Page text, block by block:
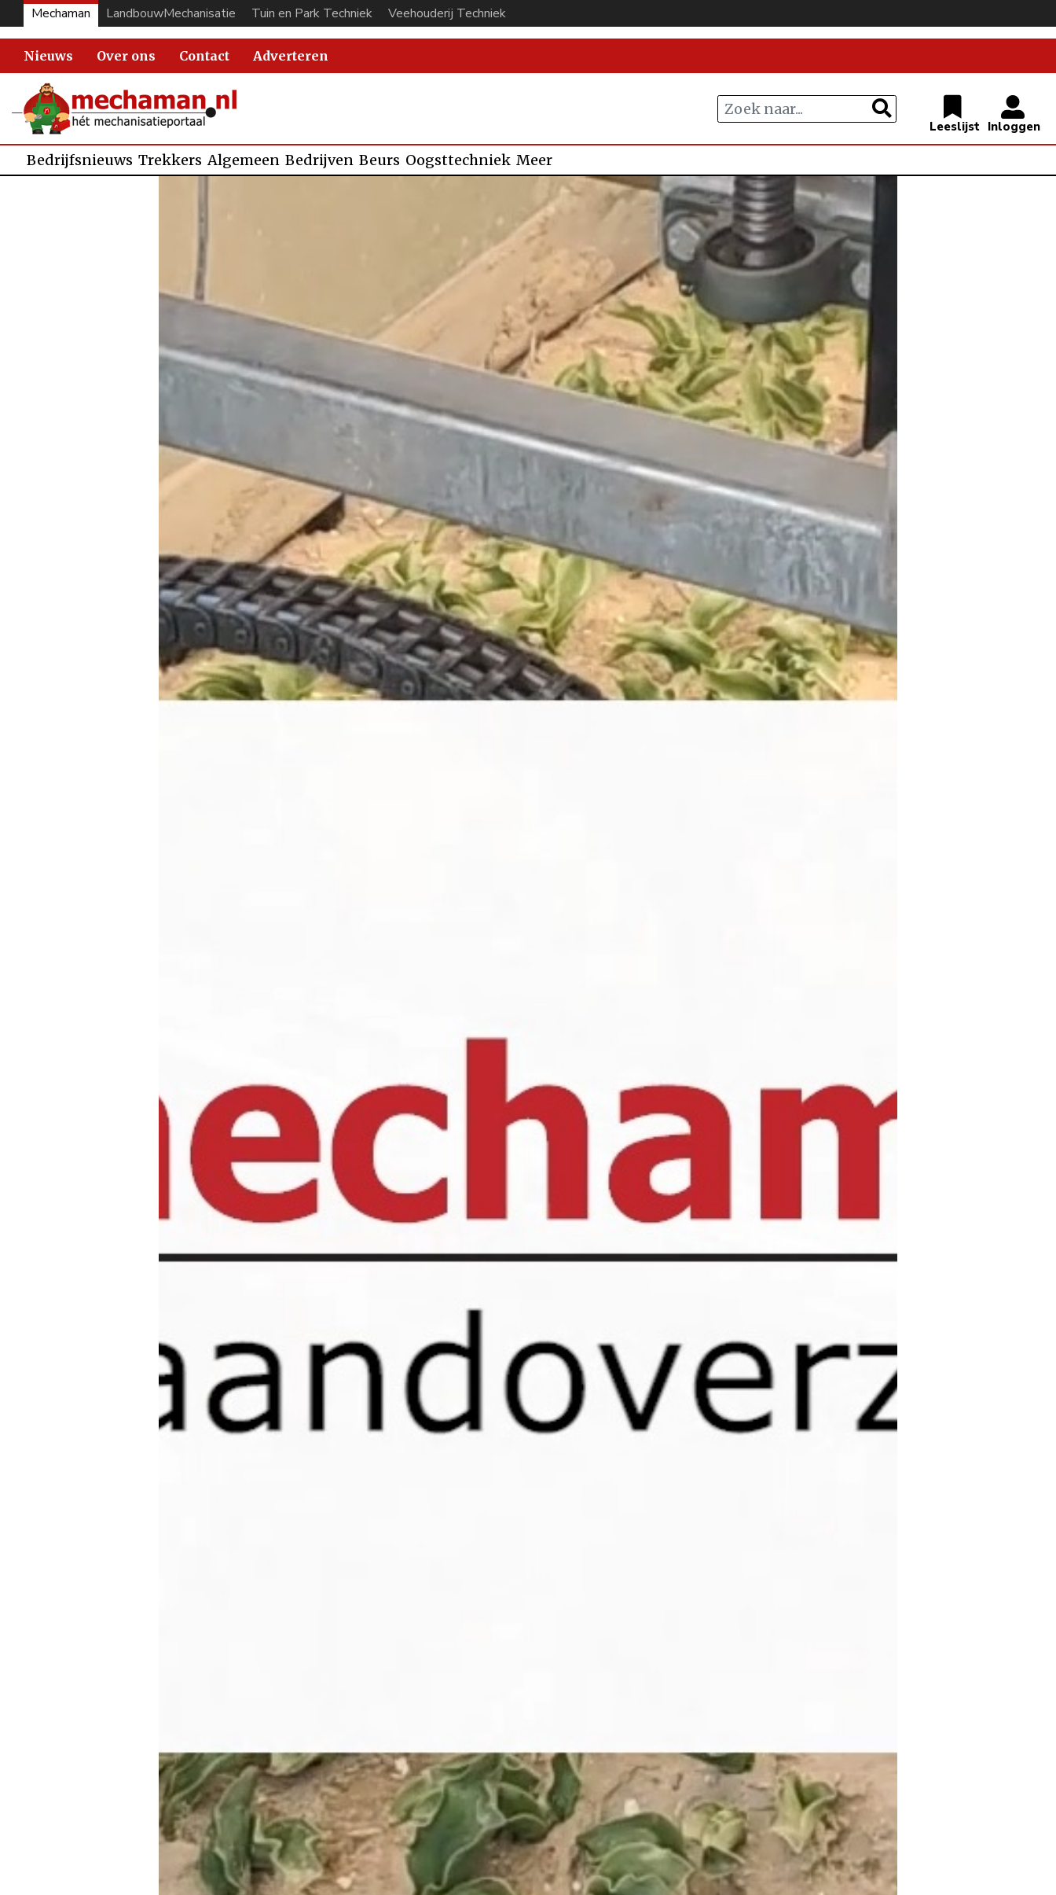
Mechaman LandbouwMechanisatie Tuin en Park Techniek Veehouderij Techniek
Nieuws Over ons Contact Adverteren
Bedrijfsnieuws Trekkers Algemeen Bedrijven Beurs Oogsttechniek Meer